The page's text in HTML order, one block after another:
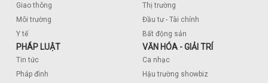
Giao thông
Môi trường
Y tế
Thị trường
Đầu tư - Tài chính
Bất động sản
PHÁP LUẬT
Tin tức
Pháp đình
VĂN HÓA - GIẢI TRÍ
Ca nhạc
Hậu trường showbiz